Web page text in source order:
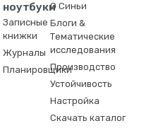
ноутбуки
Записные
книжки
Журналы
Планировщики
О Синьи
Блоги &
Тематические
исследования
Производство
Устойчивость
Настройка
Скачать каталог